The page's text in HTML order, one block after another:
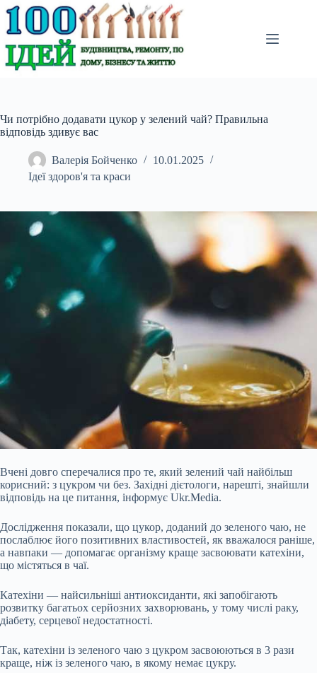
Перейти
до
вмісту
Чи потрібно додавати цукор у зелений чай? Правильна
відповідь здивує вас
Валерія Бойченко
10.01.2025
Ідеї здоров'я та краси
Вчені довго сперечалися про те, який зелений чай найбільш
корисний: з цукром чи без. Західні дієтологи, нарешті, знайшли
відповідь на це питання, інформує Ukr.Media.
Дослідження показали, що цукор, доданий до зеленого чаю, не
послаблює його позитивних властивостей, як вважалося раніше,
а навпаки — допомагає організму краще засвоювати катехіни,
що містяться в чаї.
Катехіни — найсильніші антиоксиданти, які запобігають
розвитку багатьох серйозних захворювань, у тому числі раку,
діабету, серцевоїнедостатності.
Так, катехіни із зеленого чаю з цукром засвоюються в 3 рази
краще, ніж із зеленого чаю, в якому немає цукру.